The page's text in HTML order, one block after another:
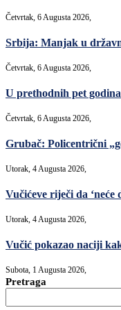
Četvrtak, 6 Augusta 2026,
Srbija: Manjak u
Četvrtak, 6 Augusta 2026,
U prethodnih pet
Četvrtak, 6 Augusta 2026,
Grubač: Policentrični
Utorak, 4 Augusta 2026,
Vučićeve riječi da
Utorak, 4 Augusta 2026,
Vučić pokazao naciji
Subota, 1 Augusta 2026,
Pretraga